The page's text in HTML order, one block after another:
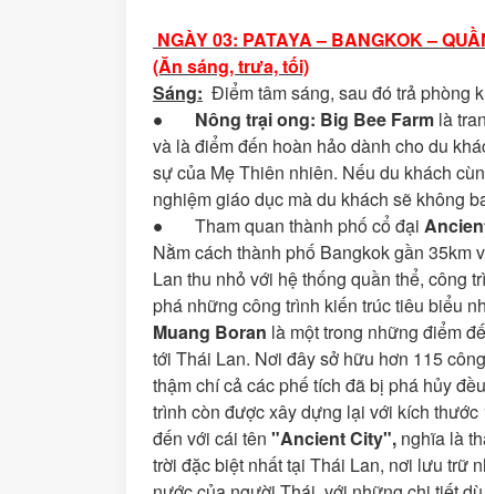
NGÀY 03: PATAYA – BANGKOK –
(Ăn sáng, trưa, tối)
Sáng: Điểm tâm sáng, sau đó trả phòng
● Nông trại ong: Big Bee Farm là
và là điểm đến hoàn hảo dành cho du
sự của Mẹ Thiên nhiên. Nếu du khách
nghiệm giáo dục mà du khách sẽ không
● Tham quan thành phố cổ đại
Nằm cách thành phố Bangkok gần 35km
Lan thu nhỏ với hệ thống quần thể, công
phá những công trình kiến trúc tiêu biểu
Muang Boran là một trong những điểm
tới Thái Lan. Nơi đây sở hữu hơn 115
thậm chí cả các phế tích đã bị phá hủy
trình còn được xây dựng lại với kích
đến với cái tên "Ancient City", nghĩa là
trời đặc biệt nhất tại Thái Lan, nơi lưu trữ